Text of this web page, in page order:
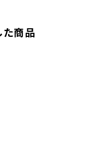
た商品